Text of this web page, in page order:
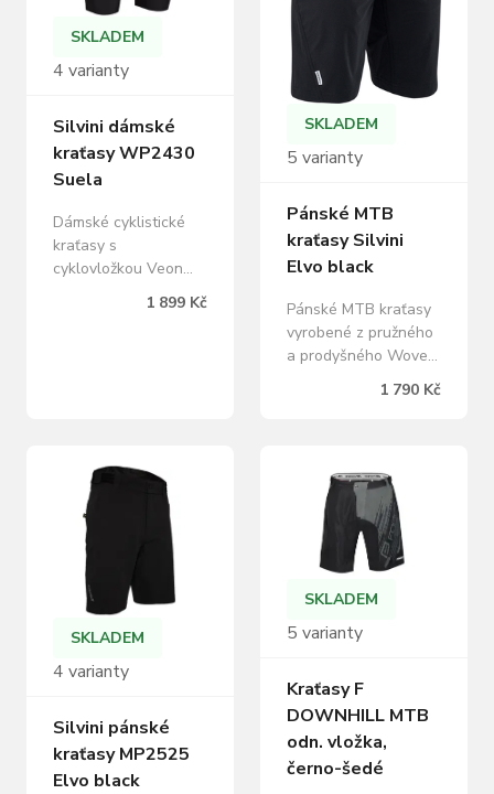
SKLADEM
4 varianty
Silvini dámské
kraťasy WP2430
Suela
Dámské cyklistické
kraťasy s
cyklovložkou Veon
Kraťasy kombinují
Suela jsou dámské
elastické cyklistické
kraťasy s Veon
Insert® Comfort. Jsou
vyrobeny z
prodyšných a…
1 899 Kč
SKLADEM
5 varianty
Pánské MTB
kraťasy Silvini
Elvo black
Pánské MTB kraťasy
vyrobené z pružného
a prodyšného Woven
stretch materiálu.
zipových kapes a
bezpečnostní reflexní
prvky.
1 790 Kč
SKLADEM
4 varianty
Silvini pánské
kraťasy MP2525
Elvo black
SKLADEM
5 varianty
Kraťasy F
DOWNHILL MTB
odn. vložka,
černo-šedé